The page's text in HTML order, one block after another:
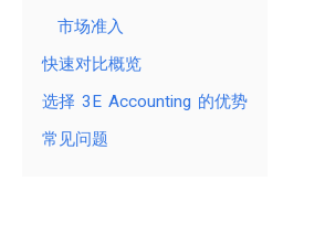
市场准入
快速对比概览
选择 3E Accounting 的优势
常见问题